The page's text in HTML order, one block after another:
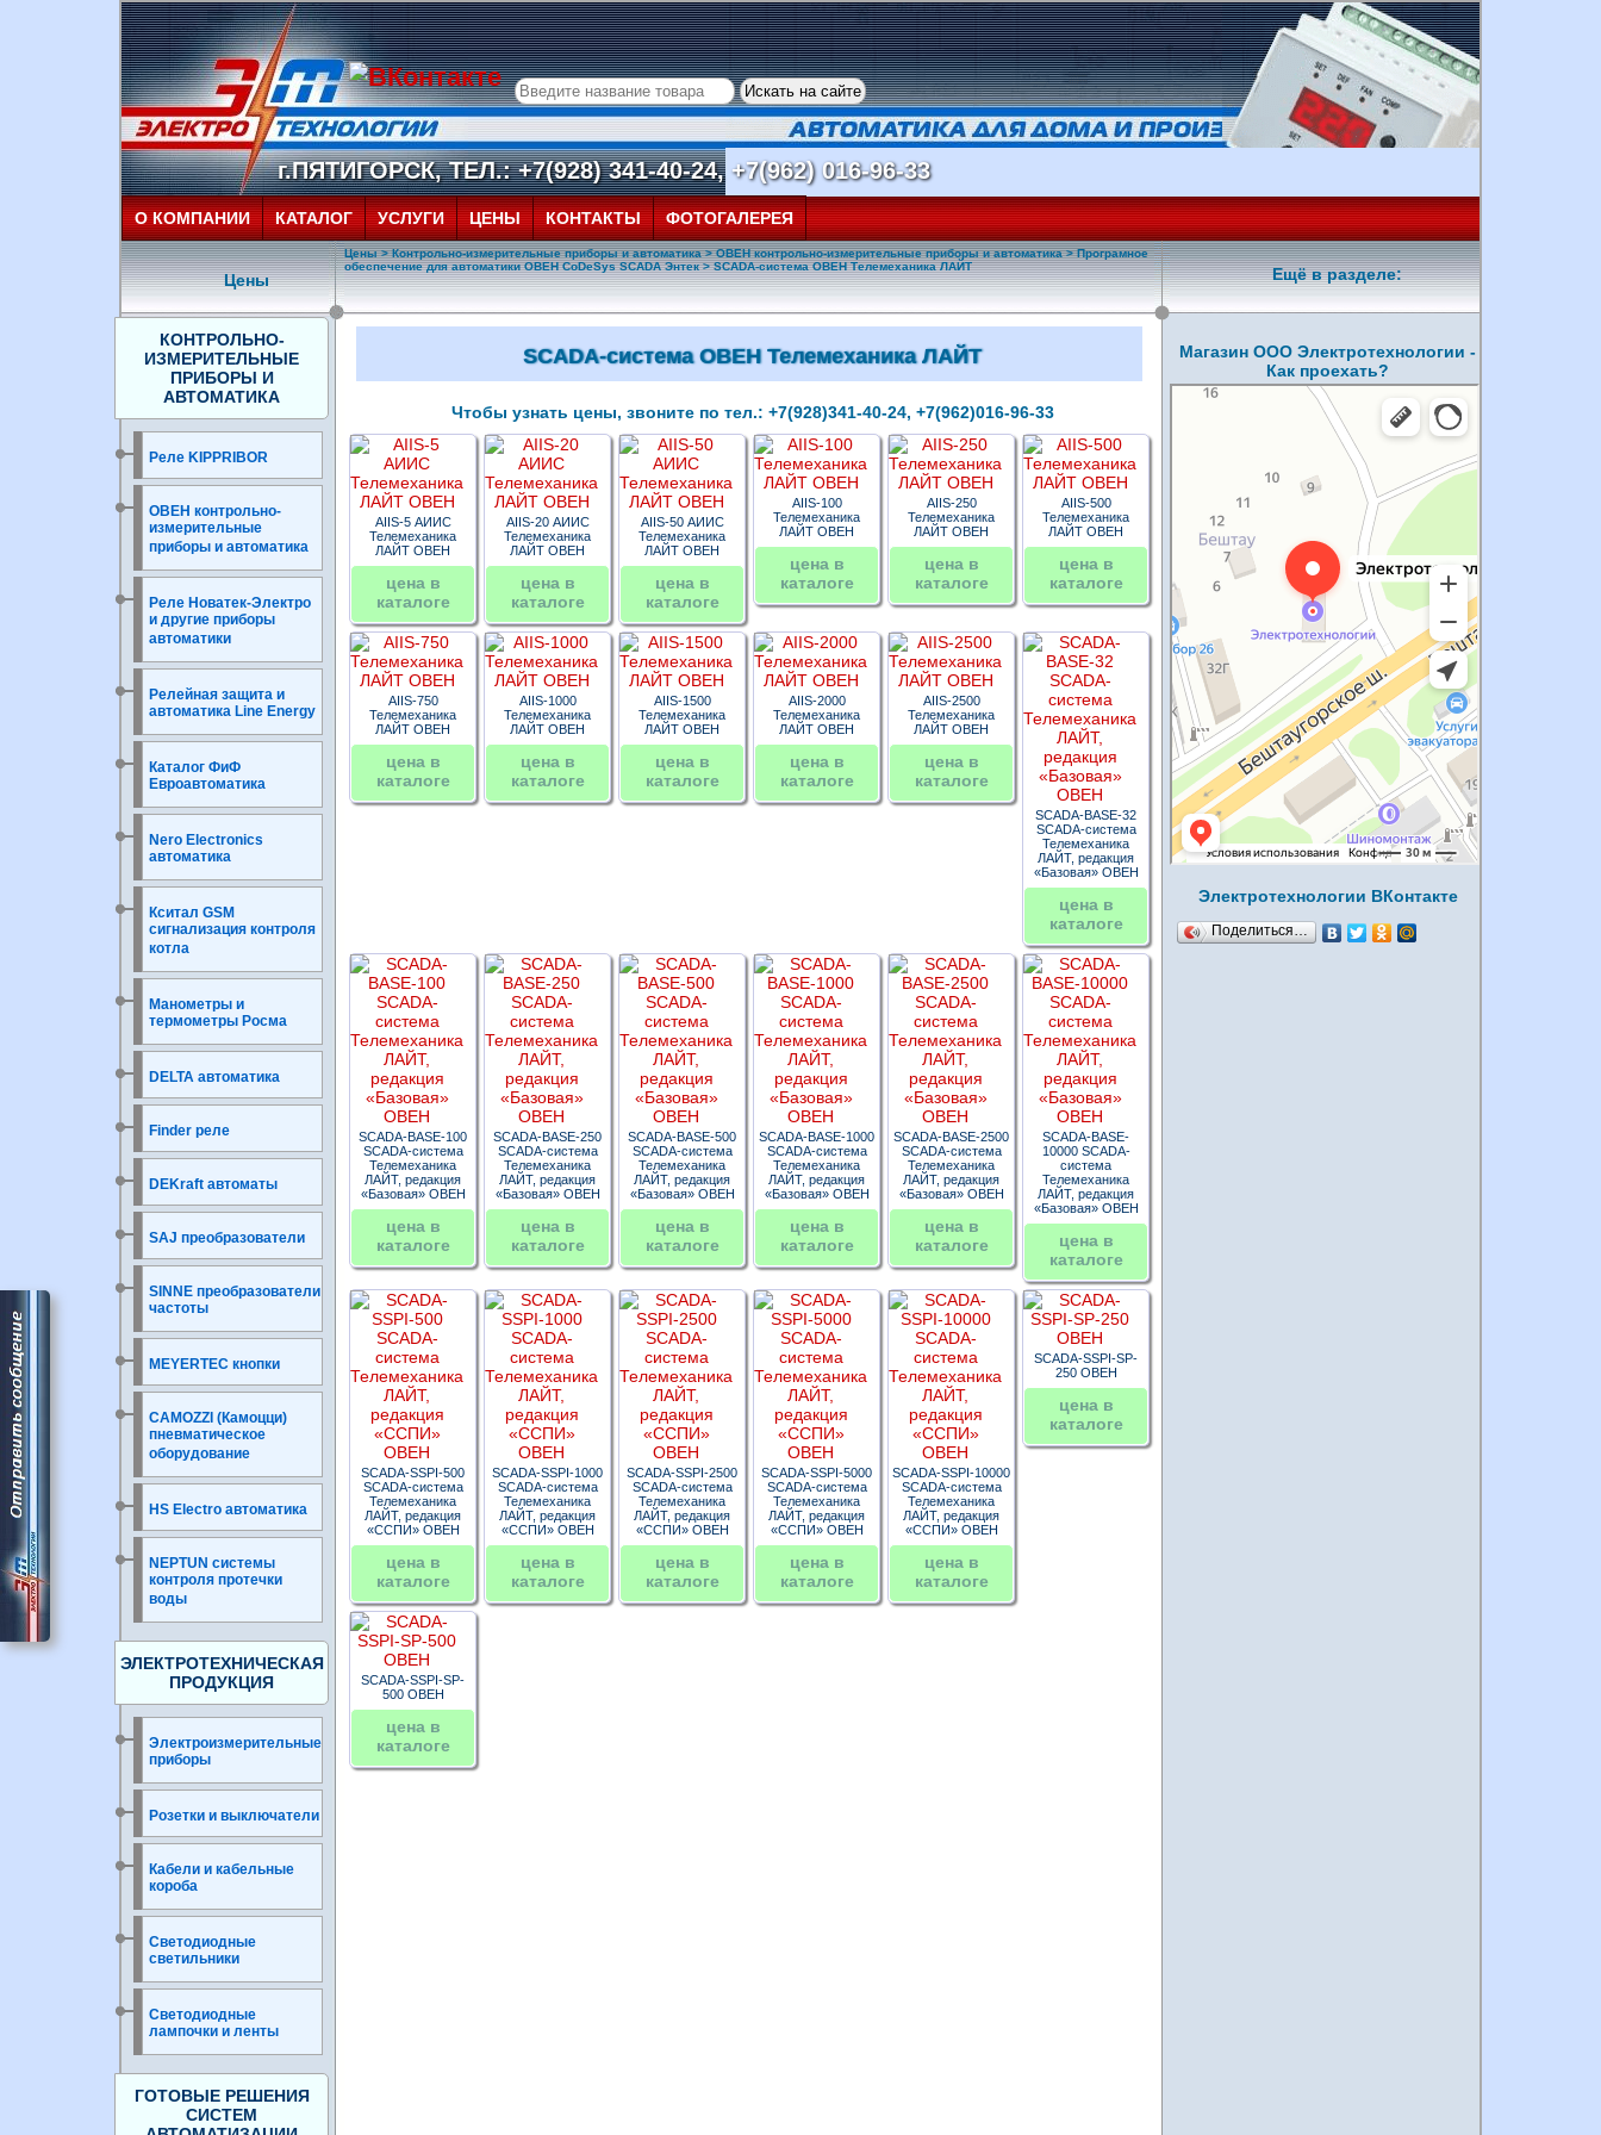
г.ПЯТИГОРСК, ТЕЛ.: +7(928) 341-40-24, +7(962) 016-96-33
О КОМПАНИИ КАТАЛОГ УСЛУГИ ЦЕНЫ КОНТАКТЫ ФОТОГАЛЕРЕЯ
Цены
КОНТРОЛЬНО-
ИЗМЕРИТЕЛЬНЫЕ
ПРИБОРЫ И
АВТОМАТИКА
Реле KIPPRIBOR
ОВЕН контрольно-
измерительные
приборы и автоматика
Реле Новатек-Электро
и другие приборы
автоматики
Релейная защита и
автоматика Line Energy
Каталог ФиФ
Евроавтоматика
Nero Electronics
автоматика
Кситал GSM
сигнализация контроля
котла
Манометры и
термометры Росма
DELTA автоматика
Finder реле
DEKraft автоматы
SAJ преобразователи
SINNE преобразователи
частоты
MEYERTEC кнопки
CAMOZZI (Камоцци)
пневматическое
оборудование
HS Electro автоматика
NEPTUN системы
контроля протечки
воды
ЭЛЕКТРОТЕХНИЧЕСКАЯ
ПРОДУКЦИЯ
Электроизмерительные
приборы
Розетки и выключатели
Кабели и кабельные
короба
Светодиодные
светильники
Светодиодные
лампочки и ленты
ГОТОВЫЕ РЕШЕНИЯ
СИСТЕМ
Цены>Контрольно-измерительные приборы и автоматика>ОВЕН контрольно-измерительные приборы и автоматика>Програмное
обеспечение для автоматики ОВЕН CoDeSys SCADA Энтек> SCADA-система ОВЕН Телемеханика ЛАЙТ
SCADA-система ОВЕН Телемеханика ЛАЙТ
Чтобы узнать цены, звоните по тел.: +7(928)341-40-24, +7(962)016-96-33
AIIS-5 АИИС
Телемеханика
ЛАЙТ ОВЕН
цена в
каталоге
AIIS-20 АИИС
Телемеханика
ЛАЙТ ОВЕН
цена в
каталоге
AIIS-50 АИИС
Телемеханика
ЛАЙТ ОВЕН
цена в
каталоге
AIIS-100
Телемеханика
ЛАЙТ ОВЕН
цена в
каталоге
AIIS-250
Телемеханика
ЛАЙТ ОВЕН
цена в
каталоге
AIIS-500
Телемеханика
ЛАЙТ ОВЕН
цена в
каталоге
AIIS-750
Телемеханика
ЛАЙТ ОВЕН
цена в
каталоге
AIIS-1000
Телемеханика
ЛАЙТ ОВЕН
цена в
каталоге
AIIS-1500
Телемеханика
ЛАЙТ ОВЕН
цена в
каталоге
AIIS-2000
Телемеханика
ЛАЙТ ОВЕН
цена в
каталоге
AIIS-2500
Телемеханика
ЛАЙТ ОВЕН
цена в
каталоге
SCADA-BASE-32
SCADA-система
Телемеханика
ЛАЙТ, редакция
«Базовая» ОВЕН
цена в
каталоге
SCADA-BASE-100
SCADA-система
Телемеханика
ЛАЙТ, редакция
«Базовая» ОВЕН
цена в
каталоге
SCADA-BASE-250
SCADA-система
Телемеханика
ЛАЙТ, редакция
«Базовая» ОВЕН
цена в
каталоге
SCADA-BASE-500
SCADA-система
Телемеханика
ЛАЙТ, редакция
«Базовая» ОВЕН
цена в
каталоге
SCADA-BASE-1000
SCADA-система
Телемеханика
ЛАЙТ, редакция
«Базовая» ОВЕН
цена в
каталоге
SCADA-BASE-2500
SCADA-система
Телемеханика
ЛАЙТ, редакция
«Базовая» ОВЕН
цена в
каталоге
SCADA-BASE-
10000 SCADA-
система
Телемеханика
ЛАЙТ, редакция
«Базовая» ОВЕН
цена в
каталоге
SCADA-SSPI-500
SCADA-система
Телемеханика
ЛАЙТ, редакция
«ССПИ» ОВЕН
цена в
каталоге
SCADA-SSPI-1000
SCADA-система
Телемеханика
ЛАЙТ, редакция
«ССПИ» ОВЕН
цена в
каталоге
SCADA-SSPI-2500
SCADA-система
Телемеханика
ЛАЙТ, редакция
«ССПИ» ОВЕН
цена в
каталоге
SCADA-SSPI-5000
SCADA-система
Телемеханика
ЛАЙТ, редакция
«ССПИ» ОВЕН
цена в
каталоге
SCADA-SSPI-10000
SCADA-система
Телемеханика
ЛАЙТ, редакция
«ССПИ» ОВЕН
цена в
каталоге
SCADA-SSPI-SP-
250 ОВЕН
цена в
каталоге
SCADA-SSPI-SP-
500 ОВЕН
цена в
каталоге
Ещё в разделе:
Магазин ООО Электротехнологии -
Как проехать?
Электротехнологии ВКонтакте
Поделиться…